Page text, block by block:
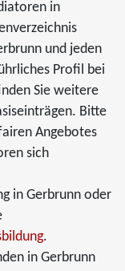
in
und jeden
Profil bei
Sie weitere
Bitte
Angebotes
sich
in Gerbrunn oder
.
in Gerbrunn